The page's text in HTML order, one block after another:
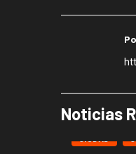
Noticias
CIUDAD